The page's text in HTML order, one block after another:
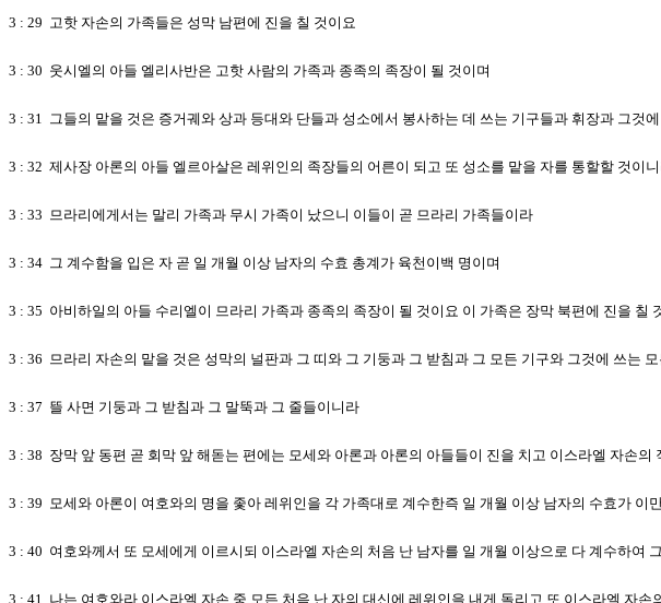
3 : 29 고핫 자손의 가족들은 성막 남편에 진을 칠 것이요
3 : 30 웃시엘의 아들 엘리사반은 고핫 사람의 가족과 종족의 족장이 될 것이며
3 : 31 그들의 맡을 것은 증거궤와 상과 등대와 단들과 성소에서 봉사하는 데 쓰는 기구들과 휘장과 그것
3 : 32 제사장 아론의 아들 엘르아살은 레위인의 족장들의 어른이 되고 또 성소를 맡을 자를 통할할 것이
3 : 33 므라리에게서는 말리 가족과 무시 가족이 났으니 이들이 곧 므라리 가족들이라
3 : 34 그 계수함을 입은 자 곧 일 개월 이상 남자의 수효 총계가 육천이백 명이며
3 : 35 아비하일의 아들 수리엘이 므라리 가족과 종족의 족장이 될 것이요 이 가족은 장막 북편에 진을 칠
3 : 36 므라리 자손의 맡을 것은 성막의 널판과 그 띠와 그 기둥과 그 받침과 그 모든 기구와 그것에 쓰는 모
3 : 37 뜰 사면 기둥과 그 받침과 그 말뚝과 그 줄들이니라
3 : 38 장막 앞 동편 곧 회막 앞 해돋는 편에는 모세와 아론과 아론의 아들들이 진을 치고 이스라엘 자손
3 : 39 모세와 아론이 여호와의 명을 좇아 레위인을 각 가족대로 계수한즉 일 개월 이상 남자의 수효가 이
3 : 40 여호와께서 또 모세에게 이르시되 이스라엘 자손의 처음 난 남자를 일 개월 이상으로 다 계수하여
3 : 41 나는 여호와라 이스라엘 자손 중 모든 처음 난 자의 대신에 레위인을 내게 돌리고 또 이스라엘 자